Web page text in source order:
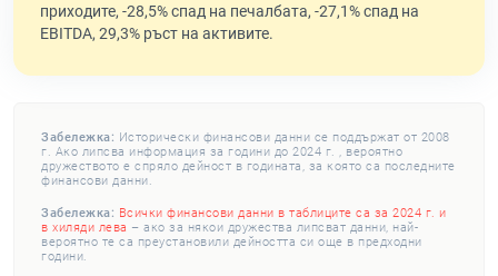
приходите, -28,5% спад на печалбата, -27,1% спад на
EBITDA, 29,3% ръст на активите.
Забележка: Исторически финансови данни се поддържат от 2008
г. Ако липсва информация за години до 2024 г. , вероятно
дружеството е спряло дейност в годината, за която са последните
финансови данни.
Забележка: Всички финансови данни в таблиците са за 2024 г. и
в хиляди лева – ако за някои дружества липсват данни, най-
вероятно те са преустановили дейността си още в предходни
години.